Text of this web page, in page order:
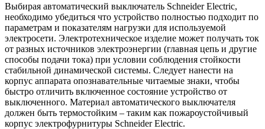
Выбирая автоматический выключатель Schneider Electric,
необходимо убедиться что устройство полностью подходит по
параметрам и показателям нагрузки для используемой
электросети. Электротехническое изделие может получать ток
от разных источников электроэнергии (главная цепь и другие
способы подачи тока) при условии соблюдения стойкости
стабильной динамической системы. Следует нанести на
корпус аппарата опознавательные читаемые знаки, чтобы
быстро отличить включенное состояние устройство от
выключенного. Материал автоматического выключателя
должен быть термостойким – таким как пожароустойчивый
корпус электрофурнитуры Schneider Electric.